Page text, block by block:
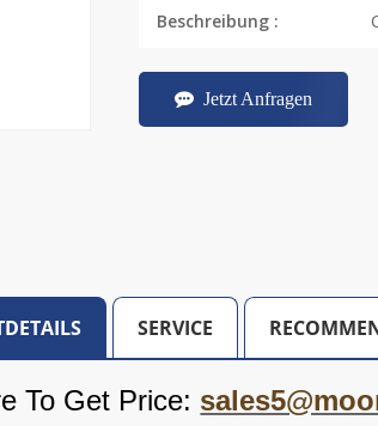
Beschreibung :
Jetzt Anfragen
SERVICE
To Get Price: